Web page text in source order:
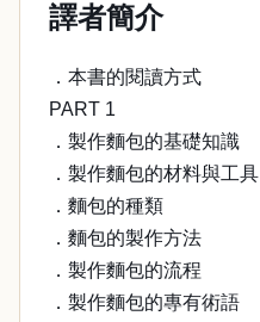
譯者簡介
．本書的閱讀方式
PART 1
．製作麵包的基礎知識
．製作麵包的材料與工具
．麵包的種類
．麵包的製作方法
．製作麵包的流程
．製作麵包的專有術語